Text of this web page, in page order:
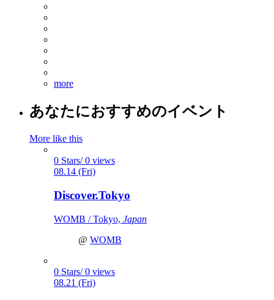
more
あなたにおすすめのイベント
More like this
0 Stars/ 0 views
08.14 (Fri)
Discover.Tokyo
WOMB / Tokyo, Japan
@ WOMB
0 Stars/ 0 views
08.21 (Fri)